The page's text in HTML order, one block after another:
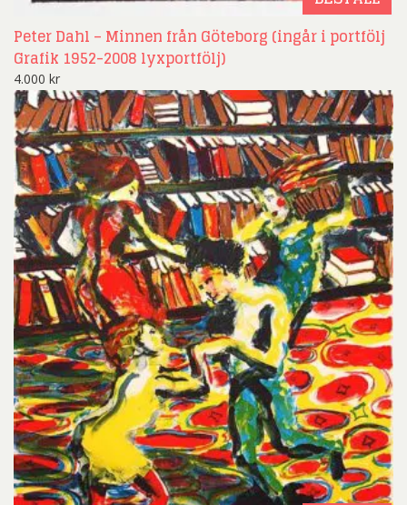
Peter Dahl – Minnen från Göteborg (ingår i portfölj
Grafik 1952-2008 lyxportfölj)
4.000 kr